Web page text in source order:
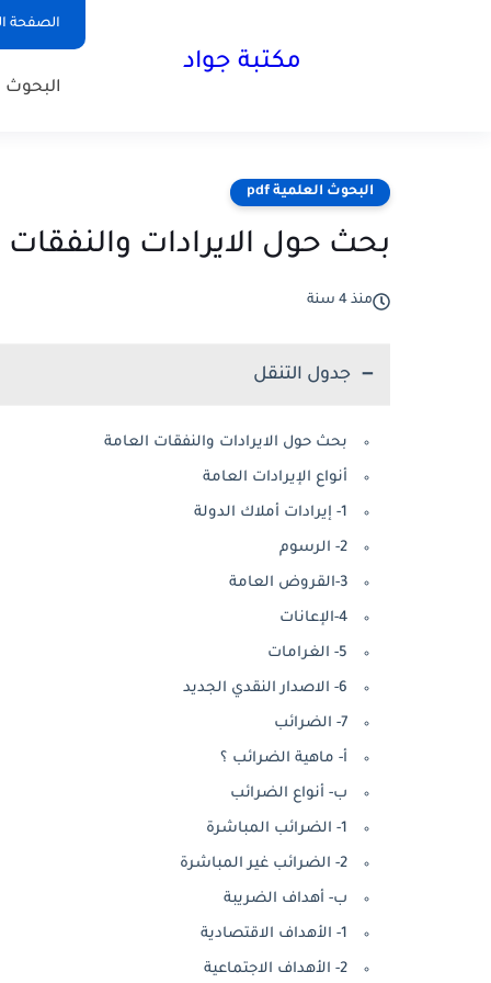
الصفحة
مكتبة جواد
البحوث
البحوث العلمية pdf
بحث حول الايرادات والنفقات
منذ 4 سنة
جدول التنقل
بحث حول الايرادات والنفقات العامة
أنواع الإيرادات العامة
1- إيرادات أملاك الدولة
2- الرسوم
3-القروض العامة
4-الإعانات
5- الغرامات
6- الاصدار النقدي الجديد
7- الضرائب
أ‌- ماهية الضرائب ؟
ب‌- أنواع الضرائب
1- الضرائب المباشرة
2- الضرائب غير المباشرة
ب- أهداف الضريبة
1- الأهداف الاقتصادية
2- الأهداف الاجتماعية